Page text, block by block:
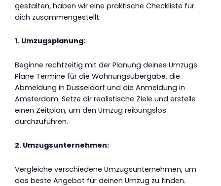
gestalten, haben wir eine praktische Checkliste für
dich zusammengestellt:
1. Umzugsplanung:
Beginne rechtzeitig mit der Planung deines Umzugs.
Plane Termine für die Wohnungsübergabe, die
Abmeldung in Düsseldorf und die Anmeldung in
Amsterdam. Setze dir realistische Ziele und erstelle
einen Zeitplan, um den Umzug reibungslos
durchzuführen.
2. Umzugsunternehmen:
Vergleiche verschiedene Umzugsunternehmen, um
das beste Angebot für deinen Umzug zu finden.